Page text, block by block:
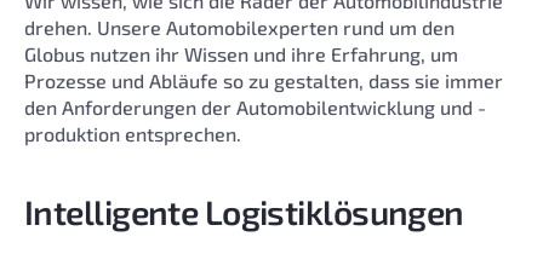
drehen. Unsere Automobilexperten rund um den
Globus nutzen ihr Wissen und ihre Erfahrung, um
Prozesse und Abläufe so zu gestalten, dass sie immer
den Anforderungen der Automobilentwicklung und -
produktion entsprechen.
Intelligente Logistiklösungen